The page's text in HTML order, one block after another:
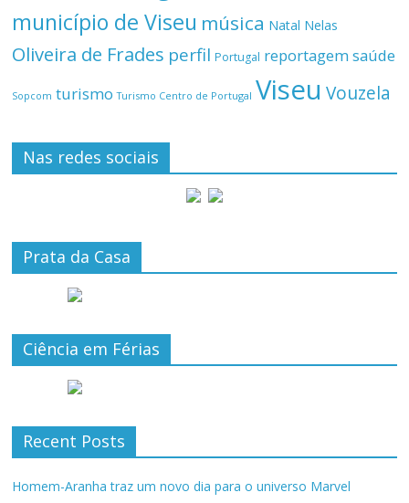
município de Viseu música Natal Nelas
Oliveira de Frades perfil Portugal reportagemsaúde
Sopcom turismo Turismo Centro de Portugal Viseu Vouzela
Nas redes sociais
Prata da Casa
Ciência em Férias
Recent Posts
Homem-Aranha traz um novo dia para o universo Marvel